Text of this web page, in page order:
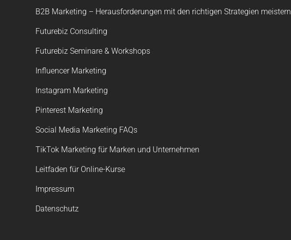
B2B Marketing – Herausforderungen mit den richtigen Strategien meistern
Futurebiz Consulting
Futurebiz Seminare & Workshops
Influencer Marketing
Instagram Marketing
Pinterest Marketing
Social Media Marketing FAQs
TikTok Marketing für Marken und Unternehmen
Leitfaden für Online-Kurse
Impressum
Datenschutz